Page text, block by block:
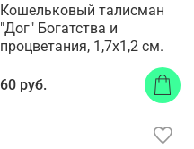
Кошельковый талисман
"Дог" Богатства и
процветания, 1,7х1,2 см.
60 руб.